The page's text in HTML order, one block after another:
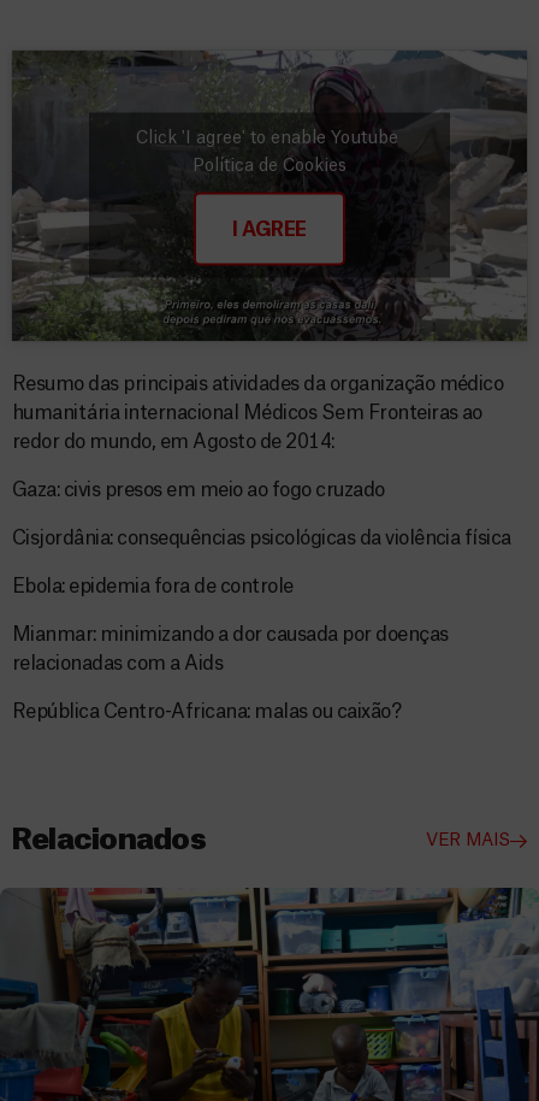
Click 'I agree' to enable Youtube
Política de Cookies
I AGREE
Resumo das principais atividades da organização médico
humanitária internacional Médicos Sem Fronteiras ao
redor do mundo, em Agosto de 2014:
Gaza: civis presos em meio ao fogo cruzado
Cisjordânia: consequências psicológicas da violência física
Ebola: epidemia fora de controle
Mianmar: minimizando a dor causada por doenças
relacionadas com a Aids
República Centro-Africana: malas ou caixão?
Relacionados VER MAIS